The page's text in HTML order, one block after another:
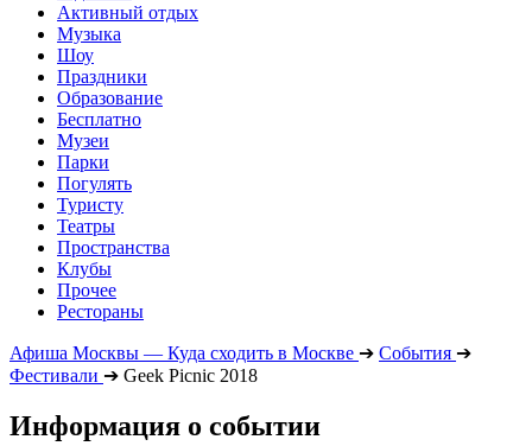
Активный отдых
Музыка
Шоу
Праздники
Образование
Бесплатно
Музеи
Парки
Погулять
Туристу
Театры
Пространства
Клубы
Прочее
Рестораны
Афиша Москвы — Куда сходить в Москве ➔ События ➔
Фестивали ➔ Geek Picnic 2018
Информация о событии